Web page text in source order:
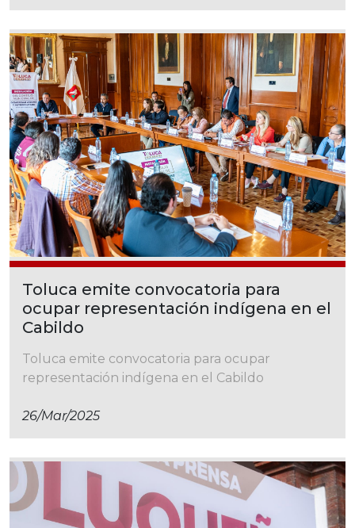
Toluca emite convocatoria para
ocupar representación indígena en el
Cabildo
Toluca emite convocatoria para ocupar
representación indígena en el Cabildo
26/mar/2025